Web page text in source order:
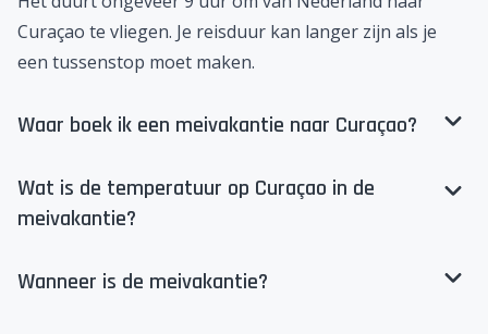
Het duurt ongeveer 9 uur om van Nederland naar
Curaçao te vliegen. Je reisduur kan langer zijn als je
een tussenstop moet maken.
Waar boek ik een meivakantie naar Curaçao?
Wat is de temperatuur op Curaçao in de